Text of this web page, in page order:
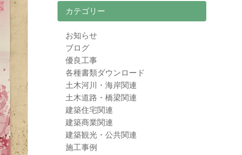
カテゴリー
お知らせ
ブログ
優良工事
各種書類ダウンロード
土木河川・海岸関連
土木道路・橋梁関連
建築住宅関連
建築商業関連
建築観光・公共関連
施工事例